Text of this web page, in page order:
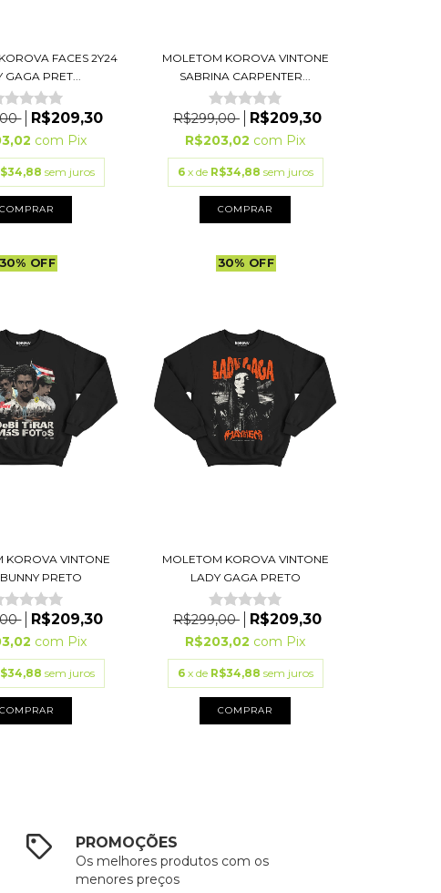
FACES 2Y24
GAGA PRET...
R$209,30
com Pix
sem juros
COMPRAR
MOLETOM KOROVA VINTONE
SABRINA CARPENTER...
R$299,00 R$209,30
R$203,02 com Pix
6 x de R$34,88 sem juros
COMPRAR
30% OFF
KOROVA VINTONE
PRETO
R$209,30
com Pix
sem juros
COMPRAR
30% OFF
MOLETOM KOROVA VINTONE
LADY GAGA PRETO
R$299,00 R$209,30
R$203,02 com Pix
6 x de R$34,88 sem juros
COMPRAR
PROMOÇÕES
Os melhores produtos com os
menores preços